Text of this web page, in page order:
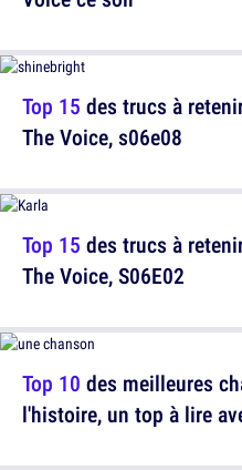
Top 15 des trucs à
The Voice, s06e08
Top 10 des meilleures
l'histoire, un top à lire
Top 15 des trucs à
The Voice, S06E02